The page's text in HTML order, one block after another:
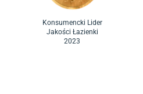
Konsumencki Lider
Jakości Łazienki
2023